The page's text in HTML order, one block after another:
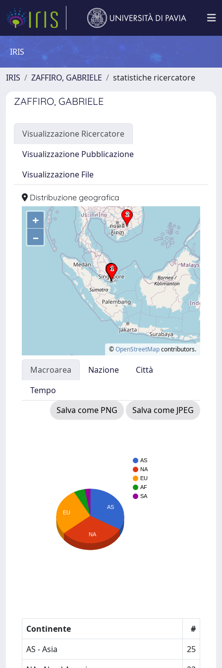
IRIS
IRIS ZAFFIRO, GABRIELE statistiche ricercatore
ZAFFIRO, GABRIELE
Visualizzazione Ricercatore
Visualizzazione Pubblicazione
Visualizzazione File
Distribuzione geografica
+
–
©OpenStreetMapcontributors.
Macroarea Nazione
Città
Tempo
Salva come PNG
Salva come JPEG
AS
NA
EU
AF
SA
AS
EU
NA
Continente
#
AS - Asia
25